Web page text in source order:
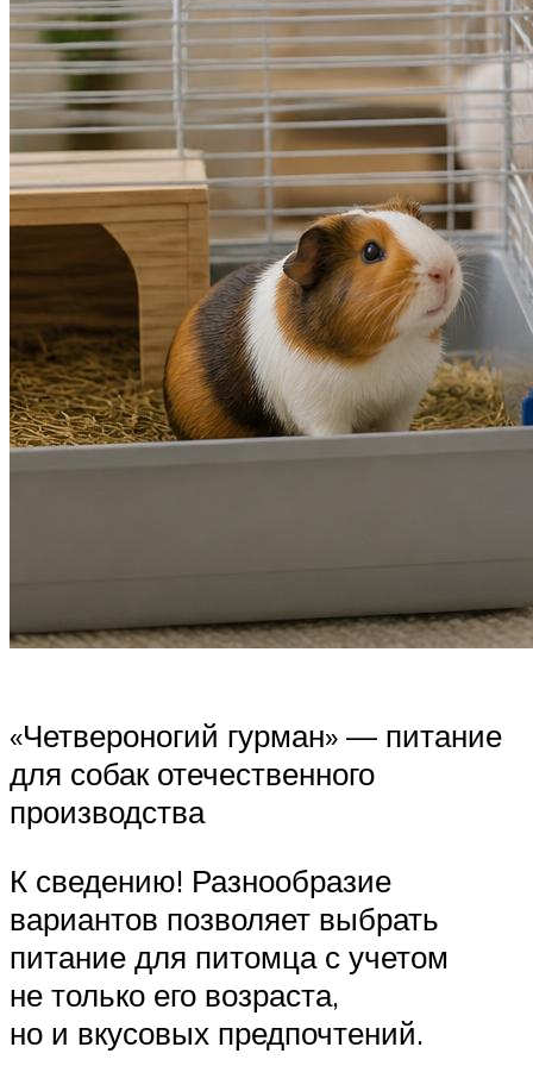
«Четвероногий гурман» — питание
для собак отечественного
производства
К сведению! Разнообразие
вариантов позволяет выбрать
питание для питомца с учетом
не только его возраста,
но и вкусовых предпочтений.